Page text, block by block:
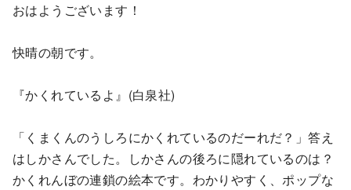
おはようございます！
快晴の朝です。
『かくれているよ』(白泉社)
「くまくんのうしろにかくれているのだーれだ？」答え
はしかさんでした。しかさんの後ろに隠れているのは？
かくれんぼの連鎖の絵本です。わかりやすく、ポップな